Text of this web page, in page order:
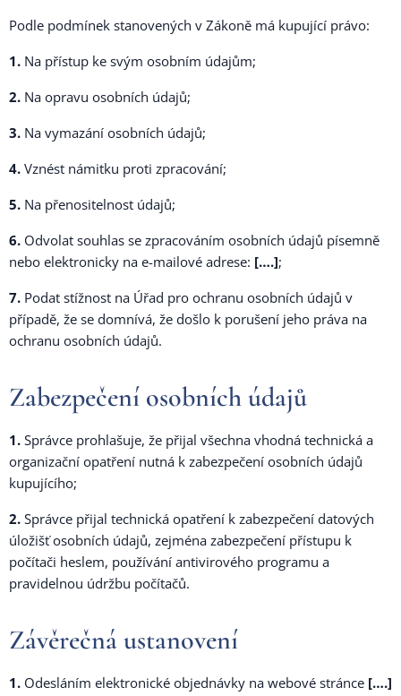
Podle podmínek stanovených v Zákoně má kupující právo:
1. Na přístup ke svým osobním údajům;
2. Na opravu osobních údajů;
3. Na vymazání osobních údajů;
4. Vznést námitku proti zpracování;
5. Na přenositelnost údajů;
6. Odvolat souhlas se zpracováním osobních údajů písemně
nebo elektronicky na e-mailové adrese: [….];
7. Podat stížnost na Úřad pro ochranu osobních údajů v
případě, že se domnívá, že došlo k porušení jeho práva na
ochranu osobních údajů.
Zabezpečení osobních údajů
1. Správce prohlašuje, že přijal všechna vhodná technická a
organizační opatření nutná k zabezpečení osobních údajů
kupujícího;
2. Správce přijal technická opatření k zabezpečení datových
úložišť osobních údajů, zejména zabezpečení přístupu k
počítači heslem, používání antivirového programu a
pravidelnou údržbu počítačů.
Závěrečná ustanovení
1. Odesláním elektronické objednávky na webové stránce [….]